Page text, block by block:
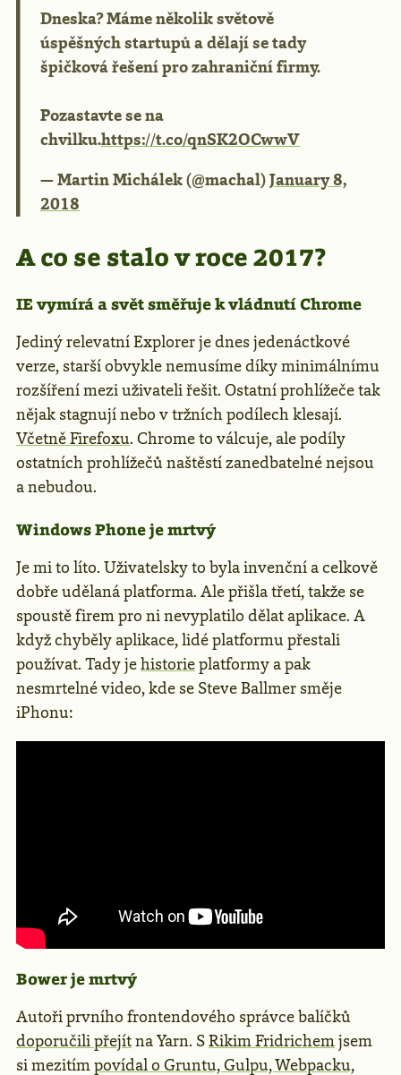
Dneska? Máme několik světově
úspěšných startupů a dělají se tady
špičková řešení pro zahraniční firmy.
Pozastavte se na
chvilku.https://t.co/qnSK2OCwwV
— Martin Michálek (@machal)January 8,
2018
A co se stalo v roce 2017?
IE vymírá a svět směřuje k vládnutí Chrome
Jediný relevatní Explorer je dnes jedenáctkové
verze, starší obvykle nemusíme díky minimálnímu
rozšíření mezi uživateli řešit. Ostatní prohlížeče tak
nějak stagnují nebo v tržních podílech klesají.
Včetně Firefoxu. Chrome to válcuje, ale podíly
ostatních prohlížečů naštěstí zanedbatelné nejsou
a nebudou.
Windows Phone je mrtvý
Je mi to líto. Uživatelsky to byla invenční a celkově
dobře udělaná platforma. Ale přišla třetí, takže se
spoustě firem pro ni nevyplatilo dělat aplikace. A
když chyběly aplikace, lidé platformu přestali
používat. Tady jehistorieplatformy a pak
nesmrtelné video, kde se Steve Ballmer směje
iPhonu:
Bower je mrtvý
Autoři prvního frontendového správce balíčků
doporučili přejítna Yarn. SRikim Fridrichemjsem
si mezitímpovídal o Gruntu, Gulpu, Webpacku,